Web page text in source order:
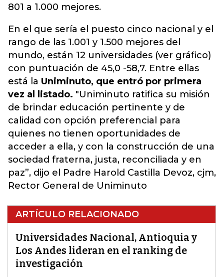
801 a 1.000 mejores.
En el que sería el puesto cinco nacional y el
rango de las 1.001 y 1.500 mejores del
mundo, están 12 universidades (ver gráfico)
con puntuación de 45,0 -58,7. Entre ellas
está la Uniminuto, que entró por primera
vez al listado. "Uniminuto ratifica su misión
de brindar educación pertinente y de
calidad con opción preferencial para
quienes no tienen oportunidades de
acceder a ella, y con la construcción de una
sociedad fraterna, justa, reconciliada y en
paz”, dijo el Padre Harold Castilla Devoz, cjm,
Rector General de Uniminuto
ARTÍCULO RELACIONADO
Universidades Nacional, Antioquia y
Los Andes lideran en el ranking de
investigación